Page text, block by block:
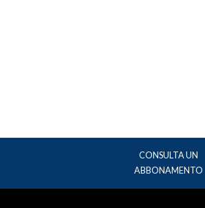
CONSULTA UN
ABBONAMENTO